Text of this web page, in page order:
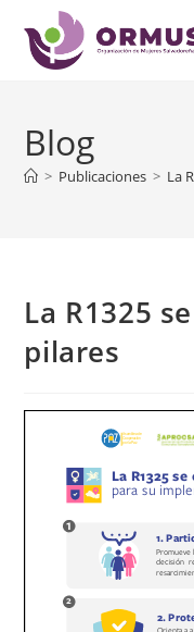
contenido
Blog
> Publicaciones > La
La R1325
pilares